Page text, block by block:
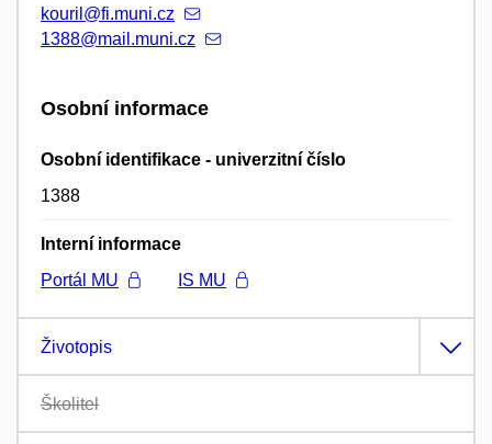
kouril@fi.muni.cz
1388@mail.muni.cz
Osobní informace
Osobní identifikace - univerzitní číslo
1388
Interní informace
Portál MU
IS MU
Životopis
Školitel